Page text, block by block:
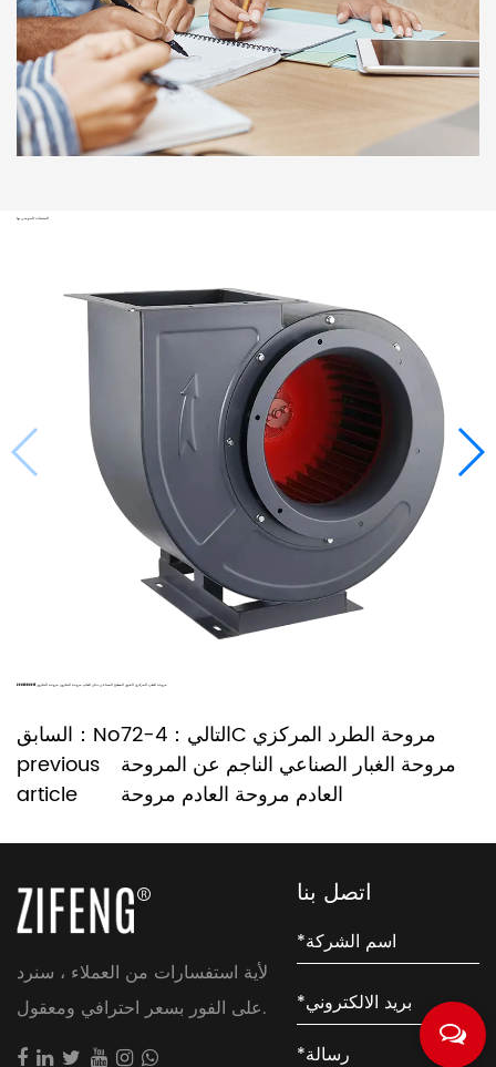
المنتجات الموصى بها
220V380V CF مروحة الطرد المركزي القوي المطبخ الصناعي دخان العادم مروحة الحلزون مروحة الحلزون
السابق：No
previous
article
التالي：4-72C مروحة الطرد المركزي
مروحة الغبار الصناعي الناجم عن المروحة
العادم مروحة العادم مروحة
لأية استفسارات من العملاء ، سنرد
على الفور بسعر احترافي ومعقول.
اتصل بنا